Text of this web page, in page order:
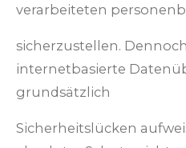
verarbeiteten
sicherzustellen.
internetbasierte
grundsätzlich
Sicherheitslücken